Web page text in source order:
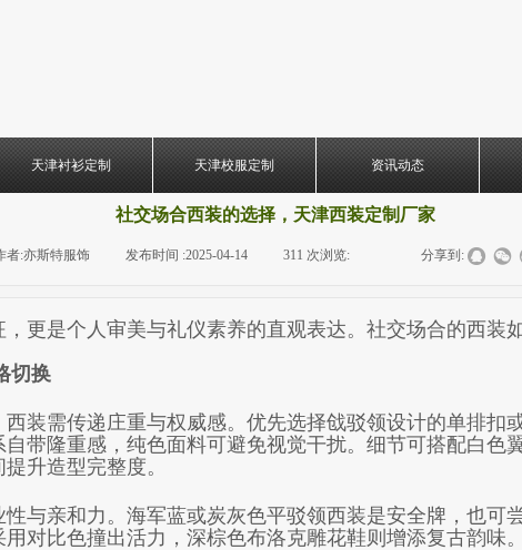
天津衬衫定制 天津校服定制 资讯动态
社交场合西装的选择，天津西装定制厂家
者:亦斯特服饰 发布时间 :2025-04-14 311 次浏览: 分享到:
更是个人审美与礼仪素养的直观表达。社交场合的西装
切换
装需传递庄重与权威感。优先选择戗驳领设计的单排扣
带隆重感，纯色面料可避免视觉干扰。细节可搭配白色
升造型完整度。
与亲和力。海军蓝或炭灰色平驳领西装是安全牌，也可
对比色撞出活力，深棕色布洛克雕花鞋则增添复古韵味。